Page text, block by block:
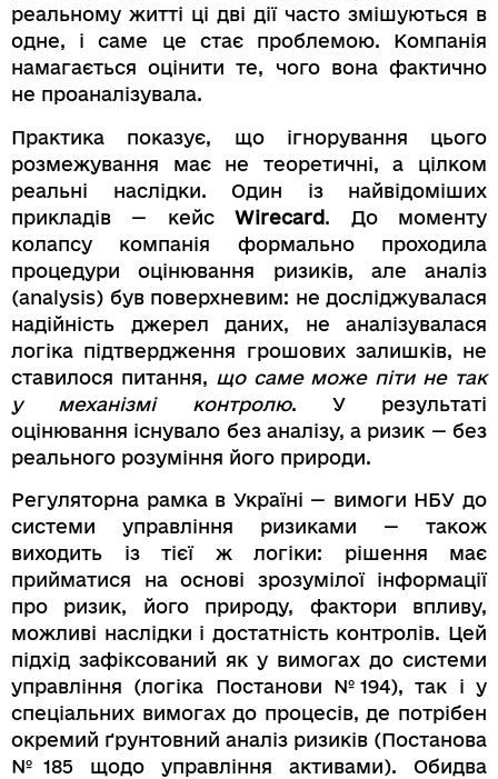
реальному житті ці дві дії часто змішуються в
одне, і саме це стає проблемою. Компанія
намагається оцінити те, чого вона фактично
не проаналізувала.
Практика показує, що ігнорування цього
розмежування має не теоретичні, а цілком
реальні наслідки. Один із найвідоміших
прикладів — кейсWirecard. До моменту
колапсу компанія формально проходила
процедури оцінювання ризиків, але аналіз
(analysis) був поверхневим: не досліджувалася
надійність джерел даних, не аналізувалася
логіка підтвердження грошових залишків, не
ставилося питання, що саме може піти не так
у механізмі контролю. У результаті
оцінювання існувало без аналізу, а ризик — без
реального розуміння його природи.
Регуляторна рамка в Україні — вимоги НБУ до
системи управління ризиками — також
виходить із тієї ж логіки: рішення має
прийматися на основі зрозумілої інформації
про ризик, його природу, фактори впливу,
можливі наслідки і достатність контролів. Цей
підхід зафіксований як у вимогах до системи
управління (логіка Постанови №194), так і у
спеціальних вимогах до процесів, де потрібен
окремий ґрунтовний аналіз ризиків (Постанова
№185 щодо управління активами). Обидва